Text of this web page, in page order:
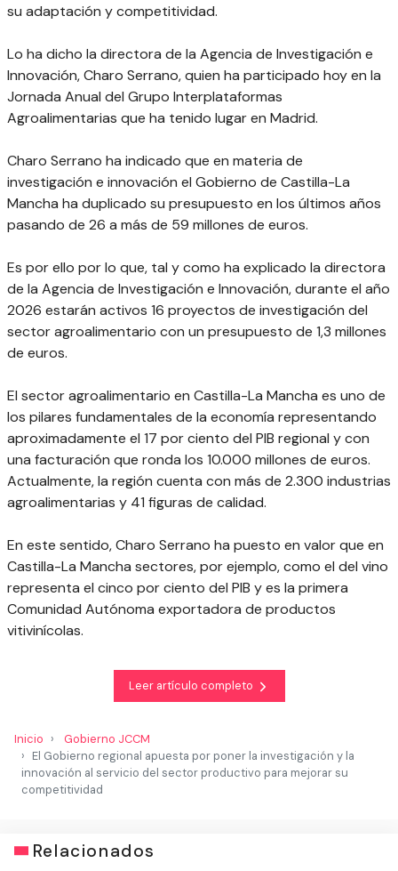
su adaptación y competitividad.
Lo ha dicho la directora de la Agencia de Investigación e
Innovación, Charo Serrano, quien ha participado hoy en la
Jornada Anual del Grupo Interplataformas
Agroalimentarias que ha tenido lugar en Madrid.
Charo Serrano ha indicado que en materia de
investigación e innovación el Gobierno de Castilla-La
Mancha ha duplicado su presupuesto en los últimos años
pasando de 26 a más de 59 millones de euros.
Es por ello por lo que, tal y como ha explicado la directora
de la Agencia de Investigación e Innovación, durante el año
2026 estarán activos 16 proyectos de investigación del
sector agroalimentario con un presupuesto de 1,3 millones
de euros.
El sector agroalimentario en Castilla-La Mancha es uno de
los pilares fundamentales de la economía representando
aproximadamente el 17 por ciento del PIB regional y con
una facturación que ronda los 10.000 millones de euros.
Actualmente, la región cuenta con más de 2.300 industrias
agroalimentarias y 41 figuras de calidad.
En este sentido, Charo Serrano ha puesto en valor que en
Castilla-La Mancha sectores, por ejemplo, como el del vino
representa el cinco por ciento del PIB y es la primera
Comunidad Autónoma exportadora de productos
vitivinícolas.
Leer artículo completo
Inicio
Gobierno JCCM
El Gobierno regional apuesta por poner la investigación y la
innovación al servicio del sector productivo para mejorar su
competitividad
Relacionados